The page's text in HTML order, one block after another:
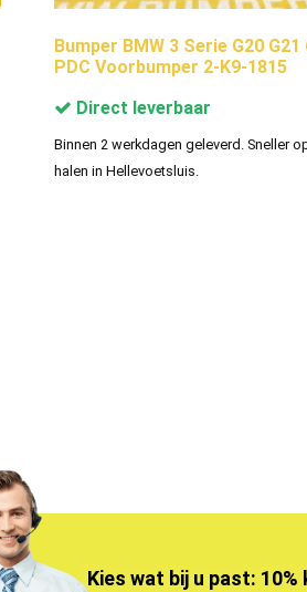
Bumper BMW 3 Serie G20 G21
PDC Voorbumper 2-K9-1815
Direct leverbaar
Binnen 2 werkdagen geleverd. Sneller
halen in Hellevoetsluis.
Kies wat bij u past: